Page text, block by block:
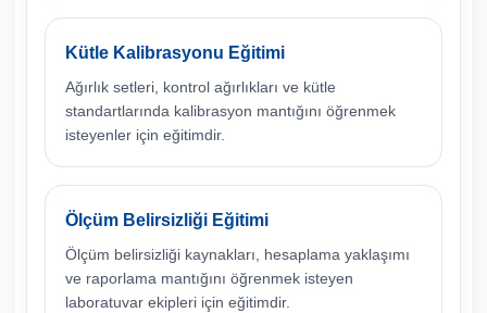
Kütle Kalibrasyonu Eğitimi
Ağırlık setleri, kontrol ağırlıkları ve kütle
standartlarında kalibrasyon mantığını öğrenmek
isteyenler için eğitimdir.
Ölçüm Belirsizliği Eğitimi
Ölçüm belirsizliği kaynakları, hesaplama yaklaşımı
ve raporlama mantığını öğrenmek isteyen
laboratuvar ekipleri için eğitimdir.